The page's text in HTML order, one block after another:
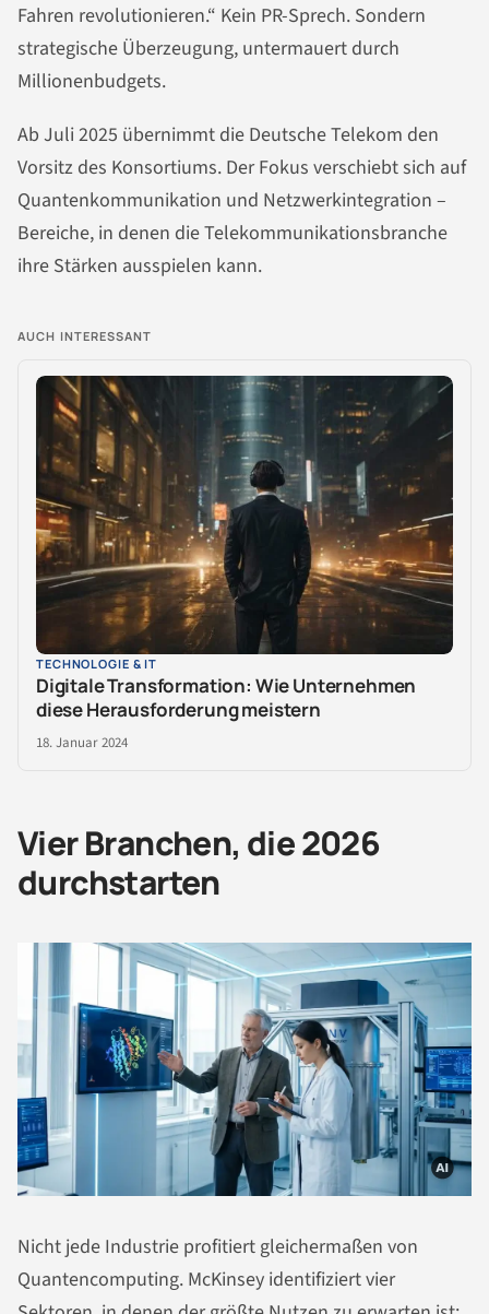
Fahren revolutionieren.“ Kein PR-Sprech. Sondern
strategische Überzeugung, untermauert durch
Millionenbudgets.
Ab Juli 2025 übernimmt die Deutsche Telekom den
Vorsitz des Konsortiums. Der Fokus verschiebt sich auf
Quantenkommunikation und Netzwerkintegration –
Bereiche, in denen die Telekommunikationsbranche
ihre Stärken ausspielen kann.
AUCH INTERESSANT
TECHNOLOGIE & IT
Digitale Transformation: Wie Unternehmen
diese Herausforderung meistern
18. Januar 2024
Vier Branchen, die 2026
durchstarten
Nicht jede Industrie profitiert gleichermaßen von
Quantencomputing. McKinsey identifiziert vier